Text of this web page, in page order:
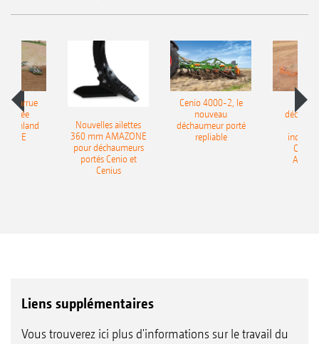
charrue
portée
Onland
Nouvelles ailettes
360 mm AMAZONE
pour déchaumeurs
portés Cenio et
Cenius
Cenio 4000-2, le
nouveau
déchaumeur porté
repliable
Liens supplémentaires
Vous trouverez ici plus d'informations sur le travail du